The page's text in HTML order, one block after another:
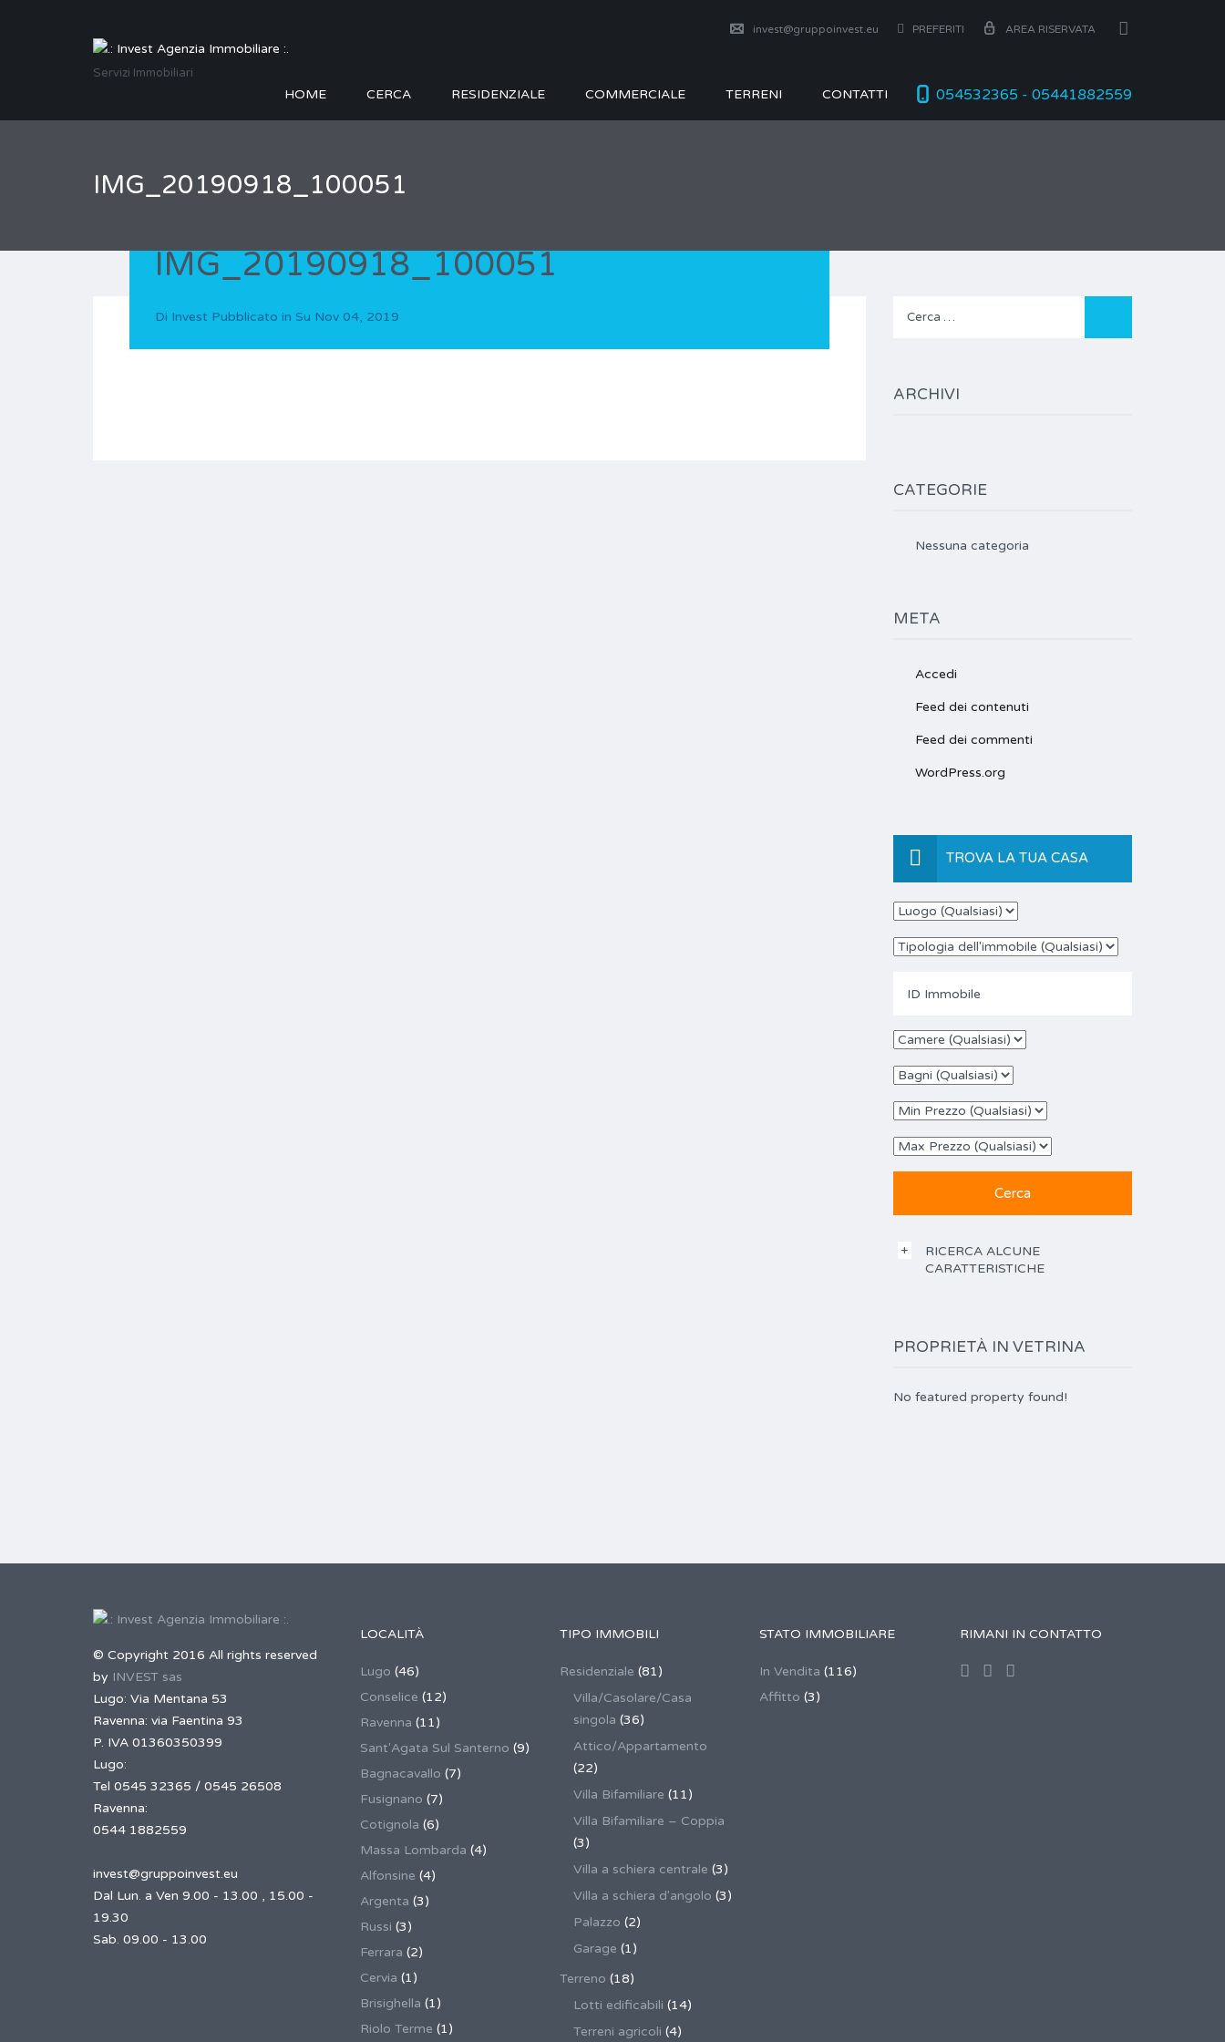
Servizi Immobiliari
invest@gruppoinvest.eu PREFERITI AREA RISERVATA
054532365 - 05441882559
HOME CERCA RESIDENZIALE COMMERCIALE TERRENI CONTATTI
IMG_20190918_100051
IMG_20190918_100051
Di Invest Pubblicato in Su Nov 04, 2019
ARCHIVI
CATEGORIE
Nessuna categoria
META
Accedi
Feed dei contenuti
Feed dei commenti
WordPress.org
TROVA LA TUA CASA
RICERCA ALCUNE
CARATTERISTICHE
PROPRIETÀ IN VETRINA
No featured property found!
© Copyright 2016 All rights reserved
by INVEST sas
Lugo: Via Mentana 53
Ravenna: via Faentina 93
P. IVA 01360350399
Lugo:
Tel 0545 32365 / 0545 26508
Ravenna:
0544 1882559
invest@gruppoinvest.eu
Dal Lun. a Ven 9.00 - 13.00 , 15.00 -
19.30
Sab. 09.00 - 13.00
LOCALITÀ
Lugo (46)
Conselice (12)
Ravenna (11)
Sant'Agata Sul Santerno (9)
Bagnacavallo (7)
Fusignano (7)
Cotignola (6)
Massa Lombarda (4)
Alfonsine (4)
Argenta (3)
Russi (3)
Ferrara (2)
Cervia (1)
Brisighella (1)
Riolo Terme (1)
TIPO IMMOBILI
Residenziale (81)
Villa/Casolare/Casa
singola (36)
Attico/Appartamento
(22)
Villa Bifamiliare (11)
Villa Bifamiliare – Coppia
(3)
Villa a schiera centrale (3)
Villa a schiera d'angolo (3)
Palazzo (2)
Garage (1)
Terreno (18)
Lotti edificabili (14)
Terreni agricoli (4)
STATO IMMOBILIARE
In Vendita (116)
Affitto (3)
RIMANI IN CONTATTO